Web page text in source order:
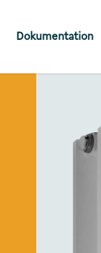
Dokumentation